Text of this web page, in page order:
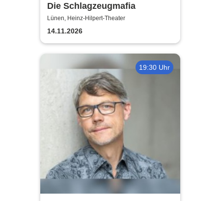
Die Schlagzeugmafia
Lünen, Heinz-Hilpert-Theater
14.11.2026
19:30 Uhr